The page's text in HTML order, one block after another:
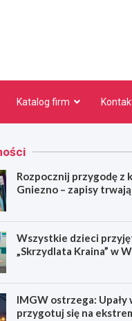
Katalog firm
Rozpocznij przygodę z
Gniezno – zapisy
Wszystkie dzieci
„Skrzydlata Kraina” w
IMGW ostrzega: Upały
przygotuj się na